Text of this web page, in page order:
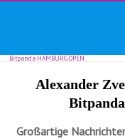
Bitpanda HAMBURG OPEN
Alexander
Großartige